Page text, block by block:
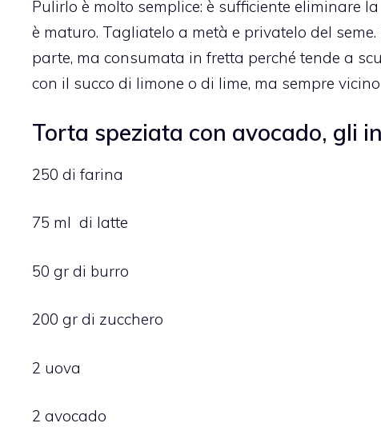
Pulirlo è molto semplice: è sufficiente eliminare
è maturo. Tagliatelo a metà e privatelo del
parte, ma consumata in fretta perché tende a
con il succo di limone o di lime, ma sempre
Torta speziata con avocado, gli
250 di farina
75 ml di latte
50 gr di burro
200 gr di zucchero
2 uova
2 avocado